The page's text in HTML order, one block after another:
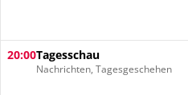
20:00Tagesschau
Nachrichten, Tagesgeschehen